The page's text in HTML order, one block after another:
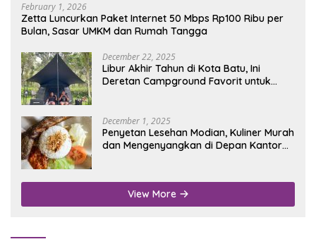
February 1, 2026
Zetta Luncurkan Paket Internet 50 Mbps Rp100 Ribu per
Bulan, Sasar UMKM dan Rumah Tangga
December 22, 2025
Libur Akhir Tahun di Kota Batu, Ini
Deretan Campground Favorit untuk
December 1, 2025
Penyetan Lesehan Modian, Kuliner Murah
dan Mengenyangkan di Depan Kantor
View More